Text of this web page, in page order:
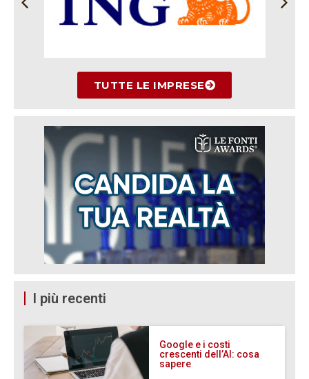
TUTTE LE IMPRESE
I più recenti
Google e i costi
crescenti dell’AI: cosa
sapere